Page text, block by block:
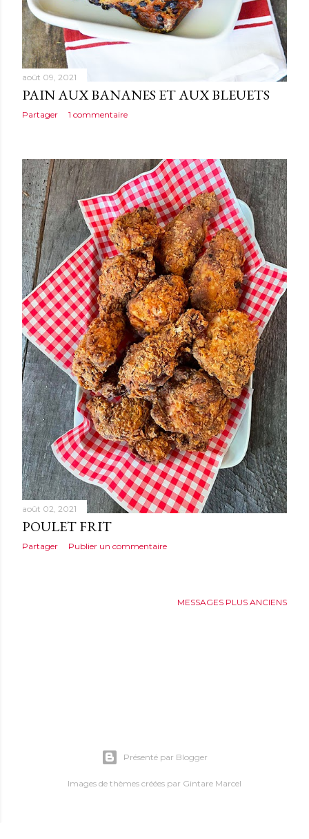
août 09, 2021
PAIN AUX BANANES ET AUX BLEUETS
Partager 1 commentaire
août 02, 2021
POULET FRIT
Partager Publier un commentaire
MESSAGES PLUS ANCIENS
Présenté par Blogger
Images de thèmes créées par Gintare Marcel